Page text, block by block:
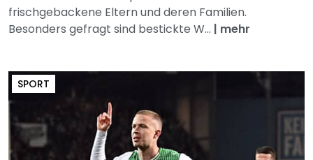
frischgebackene Eltern und deren Familien.
Besonders gefragt sind bestickte W... | mehr
SPORT